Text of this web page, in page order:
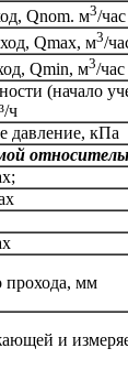
Qnom. м3/час
Qmax, м3/
Qmin, м3/час
(начало
ч
давление, кПа
прохода, мм
и